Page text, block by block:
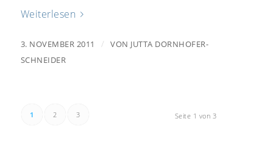
Weiterlesen
3. NOVEMBER 2011 / VON JUTTA DORNHOFER-
SCHNEIDER
Seite 1 von 3
1 2 3